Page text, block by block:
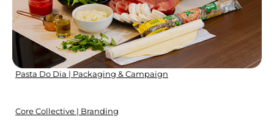
Pasta Do Dia | Packaging & Campaign
Core Collective | Branding